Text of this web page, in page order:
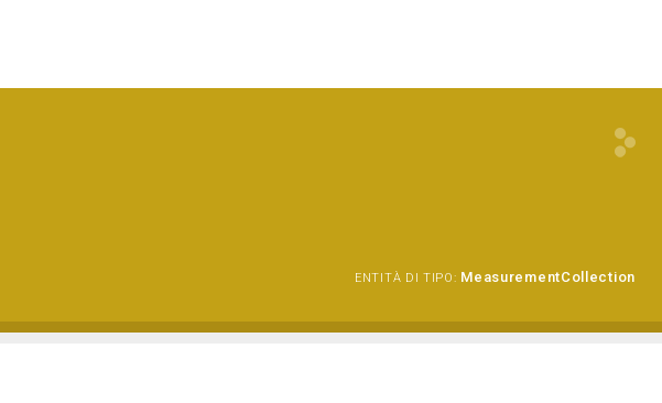
ENTITÀ DI TIPO: MeasurementCollection